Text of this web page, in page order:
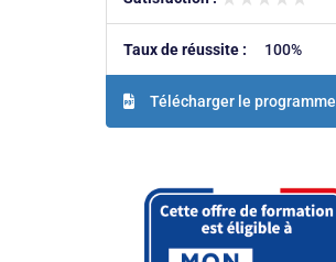
Taux de réussite : 100%
Télécharger le programme